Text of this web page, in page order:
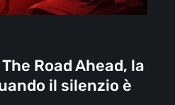
Road Ahead, la
il silenzio è